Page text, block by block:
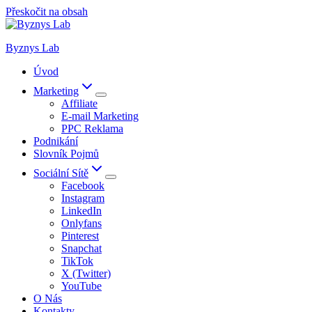
Přeskočit na obsah
Byznys Lab
Úvod
Marketing
Affiliate
E-mail Marketing
PPC Reklama
Podnikání
Slovník Pojmů
Sociální Sítě
Facebook
Instagram
LinkedIn
Onlyfans
Pinterest
Snapchat
TikTok
X (Twitter)
YouTube
O Nás